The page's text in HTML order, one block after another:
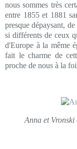
nous sommes très
entre 1855 et 1881
presque dépaysant,
si différents de ceux
d'Europe à la même
fait le charme de
proche de nous à la
Anna et